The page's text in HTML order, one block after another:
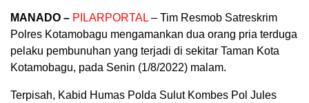
MANADO – PILARPORTAL – Tim Resmob Satreskrim
Polres Kotamobagu mengamankan dua orang pria terduga
pelaku pembunuhan yang terjadi di sekitar Taman Kota
Kotamobagu, pada Senin (1/8/2022) malam.
Terpisah, Kabid Humas Polda Sulut Kombes Pol Jules